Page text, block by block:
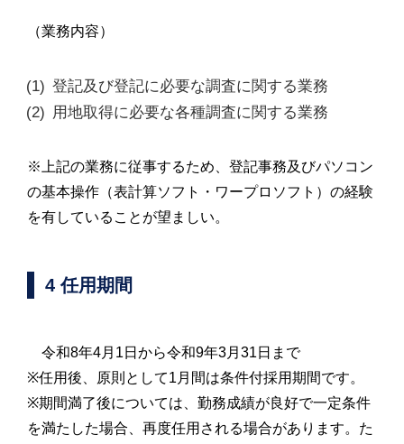
（業務内容）
登記及び登記に必要な調査に関する業務
用地取得に必要な各種調査に関する業務
※上記の業務に従事するため、登記事務及びパソコン
の基本操作（表計算ソフト・ワープロソフト）の経験
を有していることが望ましい。
4 任用期間
令和8年4月1日から令和9年3月31日まで
※任用後、原則として1月間は条件付採用期間です。
※期間満了後については、勤務成績が良好で一定条件
を満たした場合、再度任用される場合があります。た